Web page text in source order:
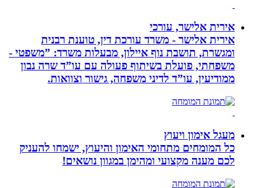
אירית אלישר, עורכי
אירית אלישר - משרד עורכת דין, טוענת רבנית
ומגשרת, תושבת נוף איילון, מבעלות משרד: ”משפטי -
משפחתי, פועלת בשיתוף פעולה עם עו”ד שרה נבון
ממודיעין, עו”ד לדיני משפחה, גישור וצוואות.
מעגל אימון ויעוץ
כל המומחים מתחומי האימון והיעוץ, ישמחו להעניק
לכם מענה מקצועי ומהימן במגוון נושאים!